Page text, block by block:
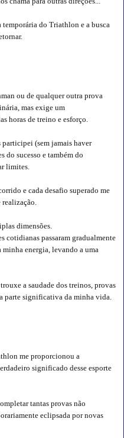
do Triathlon e a busca
ou de qualquer outra prova
mas exige um
horas de treino e esforço.
participei (sem jamais haver
do sucesso e também do
limites.
e cada desafio superado me
dimensões.
cotidianas passaram gradualmente
energia, levando a uma
a saudade dos treinos, provas
parte significativa da minha vida.
me proporcionou a
significado desse esporte
tantas provas não
eclipsada por novas